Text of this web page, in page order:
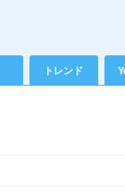
トレンド